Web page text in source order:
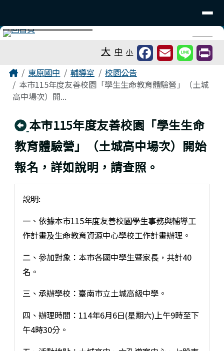
⏸
大 中 小
主內容區域
Home東原國中 輔導室
校園公告
本市115年度友善校園「學生生命教育體驗營」（土城
高中場次）開...
回上頁
本市115年度友善校園「學生生命
教育體驗營」（土城高中場次）開始
報名，詳如說明，請查照。
說明:
一、依據本市115年度友善校園學生事務與輔導工
作計畫及生命教育資源中心學校工作計畫辦理。
二、參加對象：本市各國中學生暨家長，共計40
名。
三、承辦學校：臺南市立土城高級中學。
四、辦理時間：114年6月6日(星期六)上午9時至下
午4時30分。
頁尾區域